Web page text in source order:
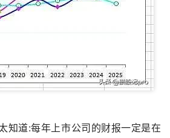
知道:每年上市公司的财报一定是在